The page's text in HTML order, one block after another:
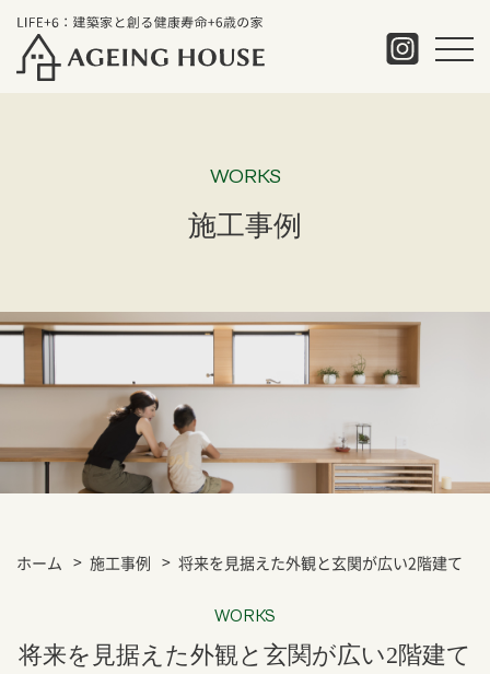
WORKS
施工事例
ホーム 施工事例 将来を見据えた外観と玄関が広い2階建て
WORKS
将来を見据えた外観と玄関が広い2階建て